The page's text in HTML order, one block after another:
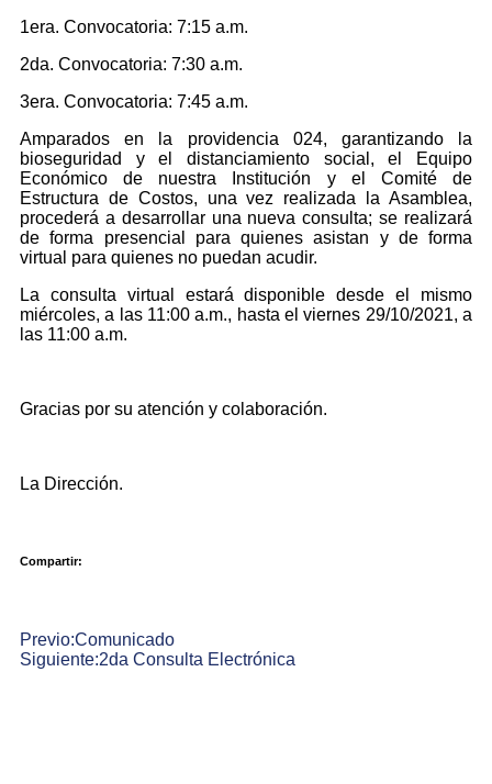
1era. Convocatoria: 7:15 a.m.
2da. Convocatoria: 7:30 a.m.
3era. Convocatoria: 7:45 a.m.
Amparados en la providencia 024, garantizando la
bioseguridad y el distanciamiento social, el Equipo
Económico de nuestra Institución y el Comité de
Estructura de Costos, una vez realizada la Asamblea,
procederá a desarrollar una nueva consulta; se realizará
de forma presencial para quienes asistan y de forma
virtual para quienes no puedan acudir.
La consulta virtual estará disponible desde el mismo
miércoles, a las 11:00 a.m., hasta el viernes 29/10/2021, a
las 11:00 a.m.
Gracias por su atención y colaboración.
La Dirección.
Compartir:
Previo:Comunicado
Siguiente:2da Consulta Electrónica